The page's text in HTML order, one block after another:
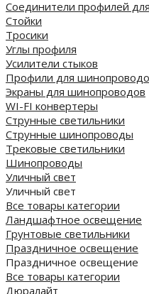
Соединители профилей
Стойки
Тросики
Углы профиля
Усилители стыков
Профили для
Экраны для шинопроводов
WI-FI конвертеры
Струнные светильники
Струнные шинопроводы
Трековые светильники
Шинопроводы
Уличный свет
Уличный свет
Все товары категории
Ландшафтное освещение
Грунтовые светильники
Праздничное освещение
Праздничное освещение
Все товары категории
Дюралайт